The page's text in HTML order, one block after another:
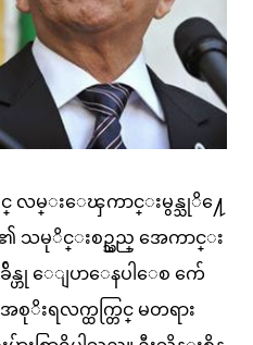
လမ္းေၾကာင္းမွန္သုိ႔ေ
ငံ၏ သမုိင္းစဥ္သည္ အေကာင္း
ဟု ေျပာေနပါေစ က်ေ
းရလက္ထက္တြင္ မတရား